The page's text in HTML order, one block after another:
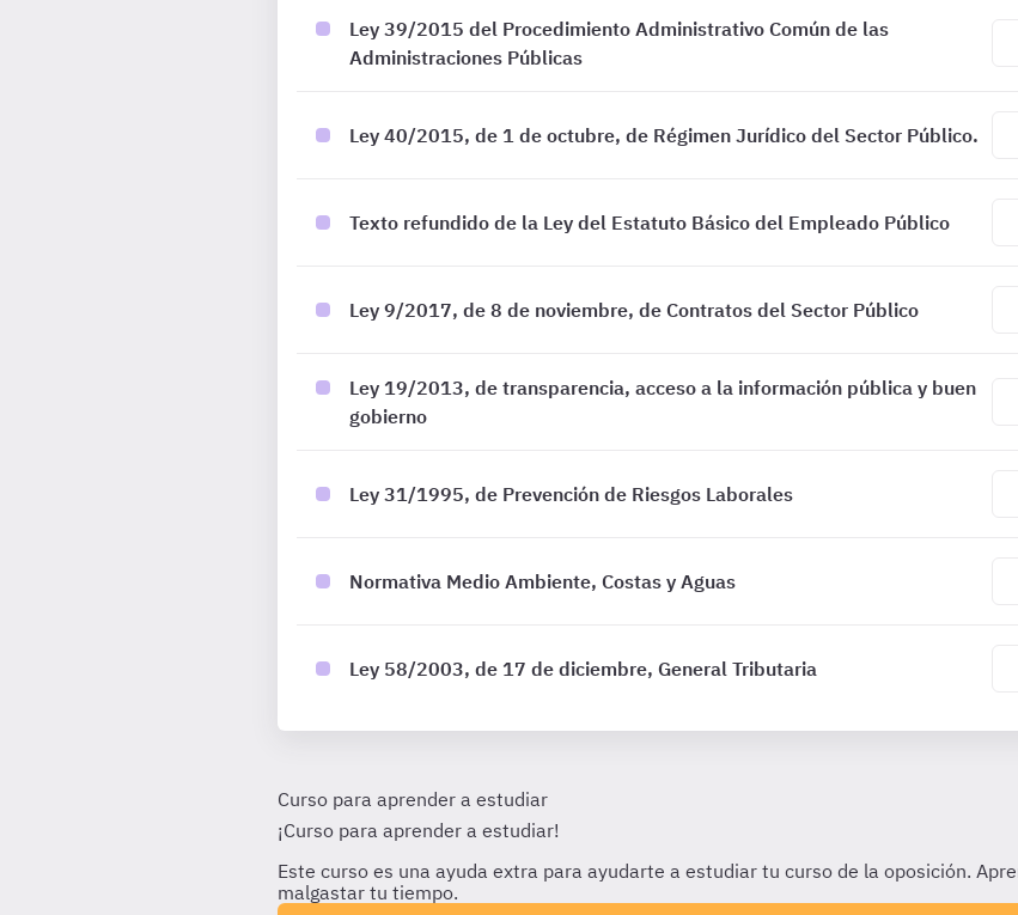
Ley 39/2015 del Procedimiento Administrativo Común de las
Administraciones Públicas
Ley 40/2015, de 1 de octubre, de Régimen Jurídico del Sector Público.
Texto refundido de la Ley del Estatuto Básico del Empleado Público
Ley 9/2017, de 8 de noviembre, de Contratos del Sector Público
Ley 19/2013, de transparencia, acceso a la información pública y buen
gobierno
Ley 31/1995, de Prevención de Riesgos Laborales
Normativa Medio Ambiente, Costas y Aguas
Ley 58/2003, de 17 de diciembre, General Tributaria
Curso para aprender a estudiar
¡Curso para aprender a estudiar!
Este curso es una ayuda extra para ayudarte a estudiar tu curso de la oposición.
malgastar tu tiempo.